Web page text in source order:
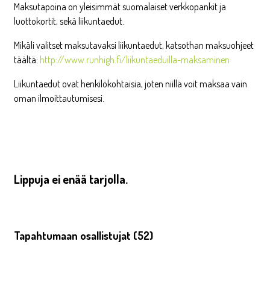
Maksutapoina on yleisimmät suomalaiset verkkopankit ja
luottokortit, sekä liikuntaedut.
Mikäli valitset maksutavaksi liikuntaedut, katsothan maksuohjeet
täältä: http://www.runhigh.fi/liikuntaeduilla-maksaminen
Liikuntaedut ovat henkilökohtaisia, joten niillä voit maksaa vain
oman ilmoittautumisesi.
Lippuja ei enää tarjolla.
Tapahtumaan osallistujat (52)